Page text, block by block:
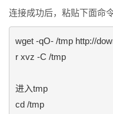
连接成功后，粘贴下面命
wget -qO- /tmp http://
r xvz -C /tmp
进入tmp
cd /tmp